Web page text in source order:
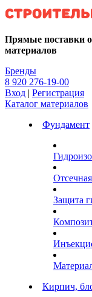
Kg
Прямые поставки
материалов
Бренды
8 920 276-19-00
Вход | Регистрация
Каталог материалов
Фундамент
Защита
Кирпич,